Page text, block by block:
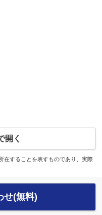
開く
在することを表すものであり、実際
せ(無料)